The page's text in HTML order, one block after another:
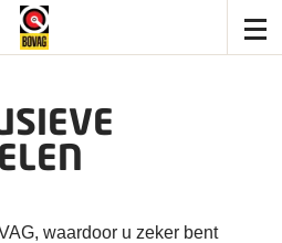
waardoor u zeker bent